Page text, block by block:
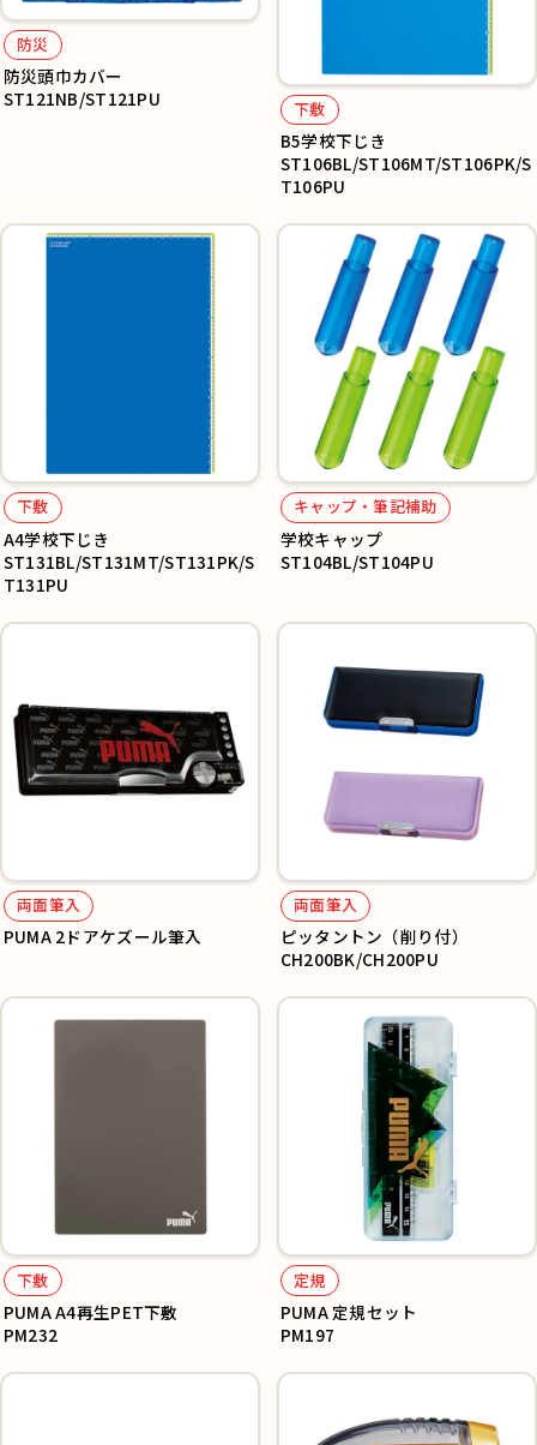
防災
防災頭巾カバー
ST121NB/ST121PU
下敷
B5学校下じき
ST106BL/ST106MT/ST106PK/S
T106PU
下敷
A4学校下じき
ST131BL/ST131MT/ST131PK/S
T131PU
キャップ・筆記補助
学校キャップ
ST104BL/ST104PU
両面筆入
PUMA 2ドアケズール筆入
両面筆入
ピッタントン（削り付）
CH200BK/CH200PU
下敷
PUMA A4再生PET下敷
PM232
定規
PUMA 定規セット
PM197